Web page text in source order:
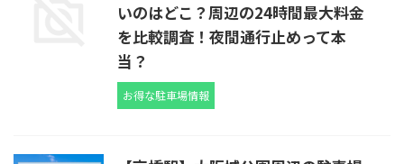
いのはどこ？周辺の24時間最大料金
を比較調査！夜間通行止めって本
当？
お得な駐車場情報